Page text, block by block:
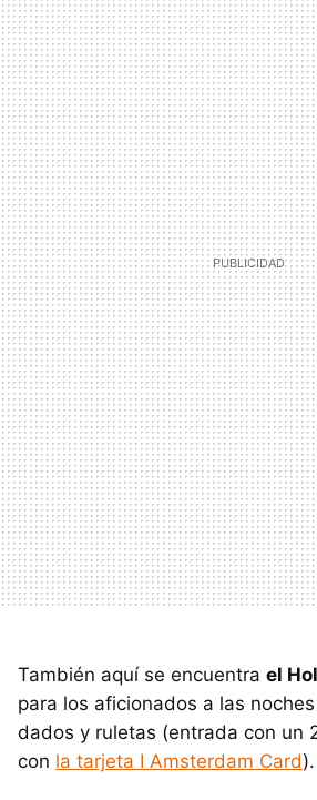
También aquí se encuentra el
para los aficionados a las
dados y ruletas (entrada con un
con la tarjeta I Amsterdam Card).